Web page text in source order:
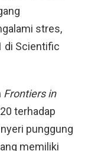
stres,
di Scientific
Frontiers in
terhadap
punggung
memiliki